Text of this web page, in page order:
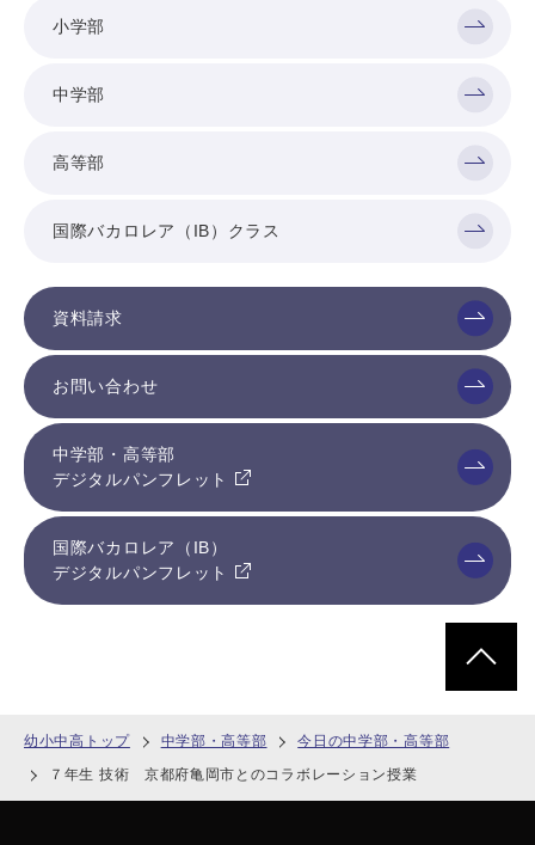
幼小中高トップ 中学部・高等部
今日の中学部・高等部
７年生 技術 京都府亀岡市とのコラボレーション授業
小学部
中学部
高等部
国際バカロレア（IB）クラス
資料請求
お問い合わせ
中学部・高等部
デジタルパンフレット
国際バカロレア（IB）
デジタルパンフレット